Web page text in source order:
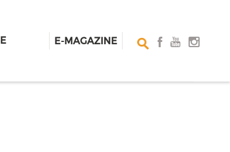
E-MAGAZINE